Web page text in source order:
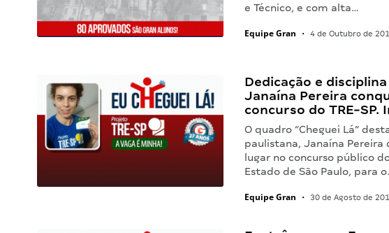
e Técnico, e com alta…
Equipe Gran • 4 de Outubro de
Dedicação e
Janaína Pereira
concurso do TRE-SP.
O quadro “Cheguei Lá”
paulistana, Janaína Pereira
lugar no concurso público
Estado de São Paulo, para
Equipe Gran • 30 de Agosto de